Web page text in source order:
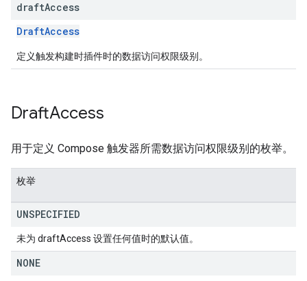
draftAccess
DraftAccess
定义触发构建时插件时的数据访问权限级别。
DraftAccess
用于定义 Compose 触发器所需数据访问权限级别的枚举。
枚举
UNSPECIFIED
未为 draftAccess 设置任何值时的默认值。
NONE